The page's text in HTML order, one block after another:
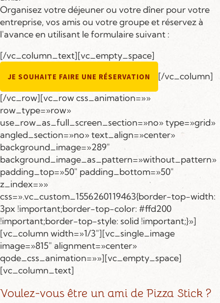
Organisez votre déjeuner ou votre dîner pour votre
entreprise, vos amis ou votre groupe et réservez à
l'avance en utilisant le formulaire suivant :
[/vc_column_text][vc_empty_space]
JE SOUHAITE FAIRE UNE RÉSERVATION
[/vc_column]
[/vc_row][vc_row css_animation=»»
row_type=»row»
use_row_as_full_screen_section=»no» type=»grid»
angled_section=»no» text_align=»center»
background_image=»289″
background_image_as_pattern=»without_pattern»
padding_top=»50″ padding_bottom=»50″
z_index=»»
css=».vc_custom_1556260119463{border-top-width:
3px !important;border-top-color: #ffd200
!important;border-top-style: solid !important;}»]
[vc_column width=»1/3″][vc_single_image
image=»815″ alignment=»center»
qode_css_animation=»»][vc_empty_space]
[vc_column_text]
Voulez-vous être un ami de Pizza Stick ?